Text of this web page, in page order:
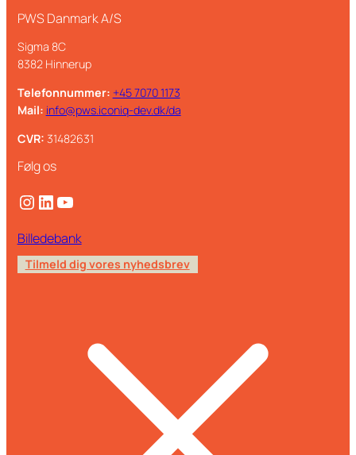
PWS Danmark A/S
Sigma 8C
8382 Hinnerup
Telefonnummer: +45 7070 1173
Mail: info@pws.iconiq-dev.dk/da
CVR: 31482631
Følg os
Instagram LinkedIn YouTube
Billedebank
Tilmeld dig vores nyhedsbrev